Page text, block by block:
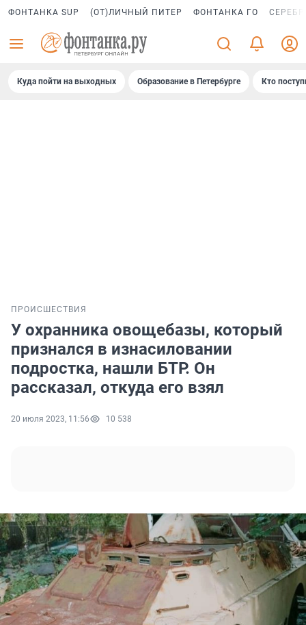
ФОНТАНКА SUP (ОТ)ЛИЧНЫЙ ПИТЕР ФОНТАНКА ГО
Куда пойти на выходных Образование в Петербурге Кто
ПРОИСШЕСТВИЯ
У охранника овощебазы, который
признался в изнасиловании
подростка, нашли БТР. Он
рассказал, откуда его взял
20 июля 2023, 11:56 10 538